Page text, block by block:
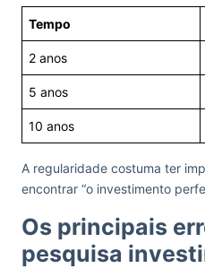
Tempo
2 anos
5 anos
10 anos
A regularidade costuma ter
encontrar “o investimento
Os principais
pesquisa